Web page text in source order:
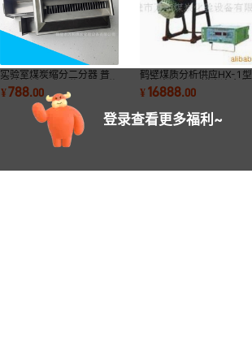
实验室煤炭缩分二分器 普
通镀锌板开式二分器万和分
析设备仪器
¥788.00
鹤壁煤质分析供应HX-1型
活性炭测定仪 煤炭冶金化
验室设备
¥16888.00
登录查看更多福利~